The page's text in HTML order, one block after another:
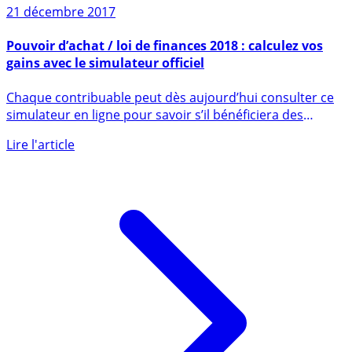
21 décembre 2017
gains avec le simulateur officiel
Chaque contribuable peut dès aujourd’hui consulter ce
simulateur en ligne pour savoir s’il bénéficiera des